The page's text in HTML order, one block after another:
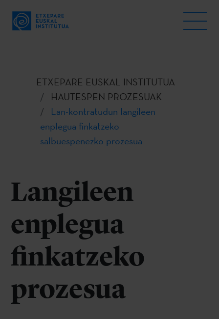
ETXEPARE EUSKAL INSTITUTUA
HAUTESPEN PROZESUAK
Lan-kontratudun langileen
enplegua finkatzeko
salbuespenezko prozesua
Langileen
enplegua
finkatzeko
prozesua